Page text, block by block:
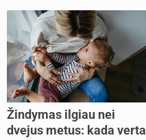
Žindymas ilgiau nei
dvejus metus: kada verta